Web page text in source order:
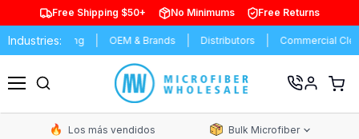
Free Shipping $50+ No Minimums Free Returns
Industries: OEM & Brands Distributors Commercial Cleaning
Ver
Los más vendidos Bulk Microfiber